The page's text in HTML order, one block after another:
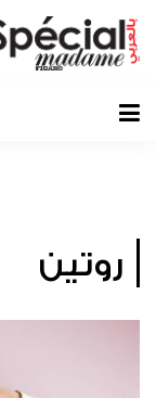
روتين